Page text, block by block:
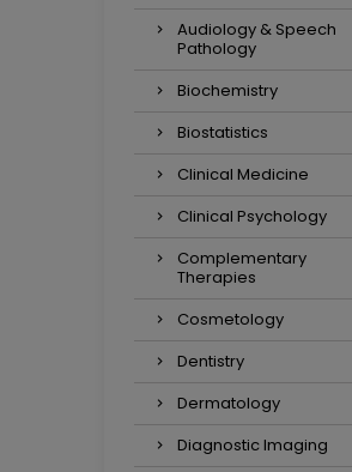
Audiology & Speech
Pathology
Biochemistry
Biostatistics
Clinical Medicine
Clinical Psychology
Complementary
Therapies
Cosmetology
Dentistry
Dermatology
Diagnostic Imaging